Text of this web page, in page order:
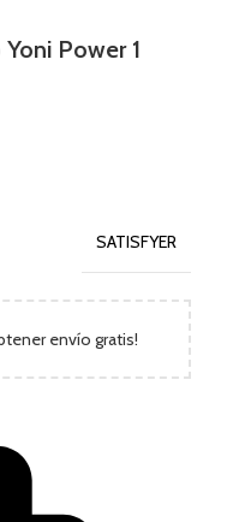
Power 1
SATISFYER
envío gratis!